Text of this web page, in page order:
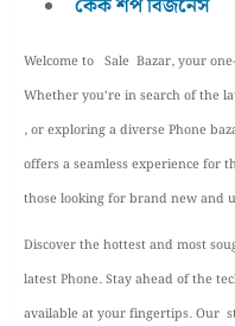
কেক শপ বিজনেস
Welcome to Sale Bazar, your
Whether you’re in search of the
, or exploring a diverse Phone
offers a seamless experience for
those looking for brand new and
Discover the hottest and most
latest Phone. Stay ahead of the
available at your fingertips. Our